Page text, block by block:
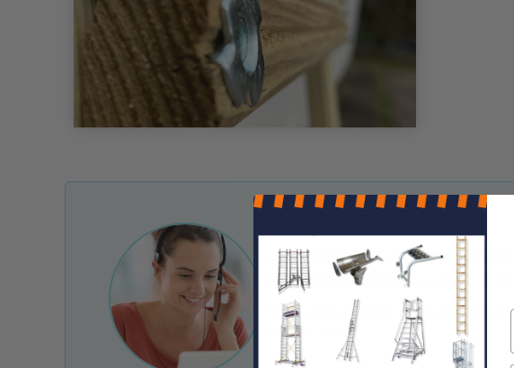
Une question ? Un conseil
Nos conseillers sont à
Notre service client est à votre
e-mail et chat.